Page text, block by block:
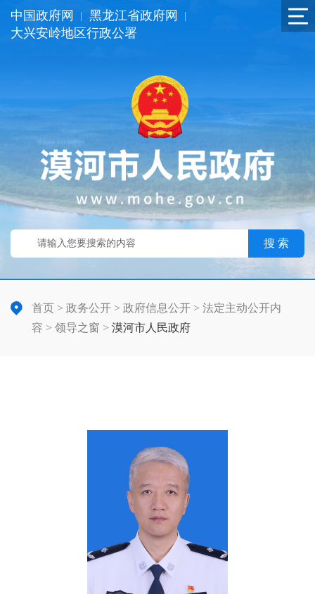
中国政府网 黑龙江省政府网
大兴安岭地区行政公署
搜 索
首页 > 政务公开 > 政府信息公开 > 法定主动公开内
容 > 领导之窗 > 漠河市人民政府